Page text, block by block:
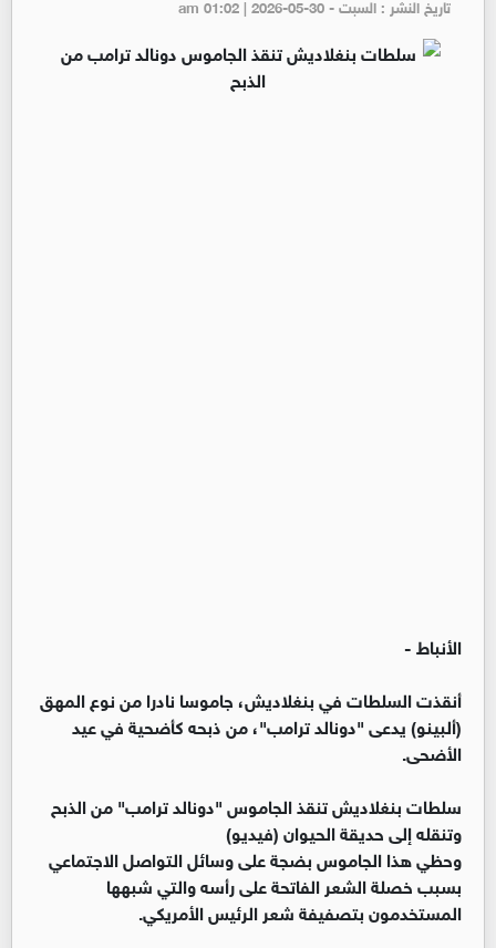
تاريخ النشر : السبت - am 01:02 | 2026-05-30
الأنباط -
أنقذت السلطات في بنغلاديش، جاموسا نادرا من نوع المهق
(ألبينو) يدعى "دونالد ترامب"، من ذبحه كأضحية في عيد
الأضحى.
سلطات بنغلاديش تنقذ الجاموس "دونالد ترامب" من الذبح
وتنقله إلى حديقة الحيوان (فيديو)
وحظي هذا الجاموس بضجة على وسائل التواصل الاجتماعي
بسبب خصلة الشعر الفاتحة على رأسه والتي شبهها
المستخدمون بتصفيفة شعر الرئيس الأمريكي.